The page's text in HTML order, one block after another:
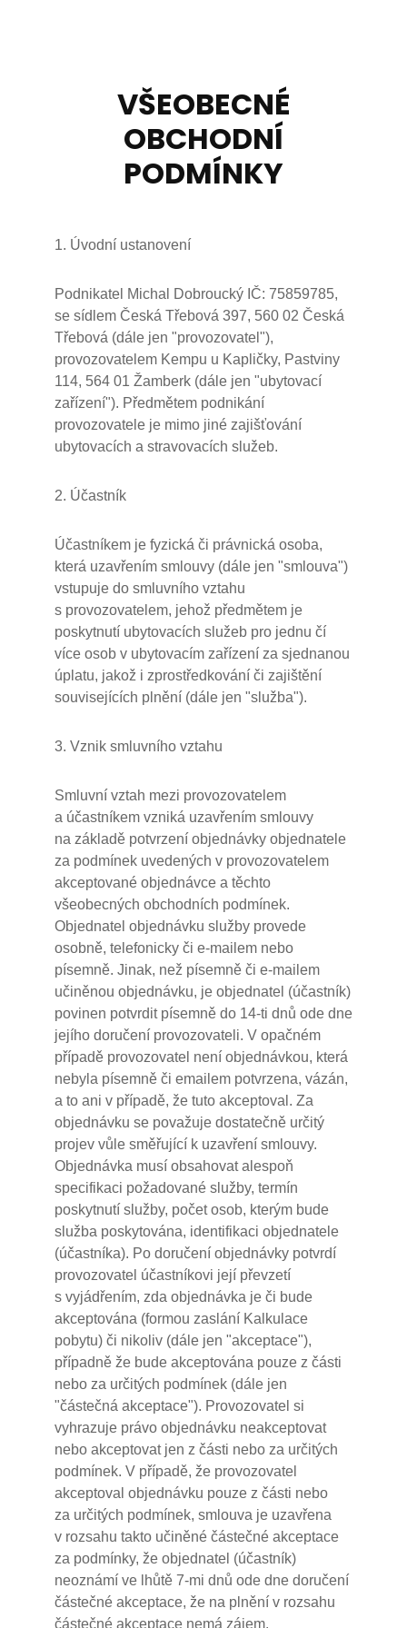
VŠEOBECNÉ
OBCHODNÍ
PODMÍNKY
1. Úvodní ustanovení
Podnikatel Michal Dobroucký IČ: 75859785,
se sídlem Česká Třebová 397, 560 02 Česká
Třebová (dále jen "provozovatel"),
provozovatelem Kempu u Kapličky, Pastviny
114, 564 01 Žamberk (dále jen "ubytovací
zařízení"). Předmětem podnikání
provozovatele je mimo jiné zajišťování
ubytovacích a stravovacích služeb.
2. Účastník
Účastníkem je fyzická či právnická osoba,
která uzavřením smlouvy (dále jen "smlouva")
vstupuje do smluvního vztahu
s provozovatelem, jehož předmětem je
poskytnutí ubytovacích služeb pro jednu čí
více osob v ubytovacím zařízení za sjednanou
úplatu, jakož i zprostředkování či zajištění
souvisejících plnění (dále jen "služba").
3. Vznik smluvního vztahu
Smluvní vztah mezi provozovatelem
a účastníkem vzniká uzavřením smlouvy
na základě potvrzení objednávky objednatele
za podmínek uvedených v provozovatelem
akceptované objednávce a těchto
všeobecných obchodních podmínek.
Objednatel objednávku služby provede
osobně, telefonicky či e-mailem nebo
písemně. Jinak, než písemně či e-mailem
učiněnou objednávku, je objednatel (účastník)
povinen potvrdit písemně do 14-ti dnů ode dne
jejího doručení provozovateli. V opačném
případě provozovatel není objednávkou, která
nebyla písemně či emailem potvrzena, vázán,
a to ani v případě, že tuto akceptoval. Za
objednávku se považuje dostatečně určitý
projev vůle směřující k uzavření smlouvy.
Objednávka musí obsahovat alespoň
specifikaci požadované služby, termín
poskytnutí služby, počet osob, kterým bude
služba poskytována, identifikaci objednatele
(účastníka). Po doručení objednávky potvrdí
provozovatel účastníkovi její převzetí
s vyjádřením, zda objednávka je či bude
akceptována (formou zaslání Kalkulace
pobytu) či nikoliv (dále jen "akceptace"),
případně že bude akceptována pouze z části
nebo za určitých podmínek (dále jen
"částečná akceptace"). Provozovatel si
vyhrazuje právo objednávku neakceptovat
nebo akceptovat jen z části nebo za určitých
podmínek. V případě, že provozovatel
akceptoval objednávku pouze z části nebo
za určitých podmínek, smlouva je uzavřena
v rozsahu takto učiněné částečné akceptace
za podmínky, že objednatel (účastník)
neoznámí ve lhůtě 7-mi dnů ode dne doručení
částečné akceptace, že na plnění v rozsahu
částečné akceptace nemá zájem.